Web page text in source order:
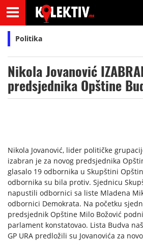
Politika
Nikola Jovanović
predsjednika Opštine
Nikola Jovanović, lider političke
izabran je za novog predsjednika
glasalo 19 odbornika u Skupštini
odbornika su bila protiv. Sjednicu
napustili odbornici sa liste Mladena
odbornici Demokrata. Na početku
predsjednik Opštine Milo Božović
parlament konstatovao. Lista Budva
GP URA predložili su Jovanovića za